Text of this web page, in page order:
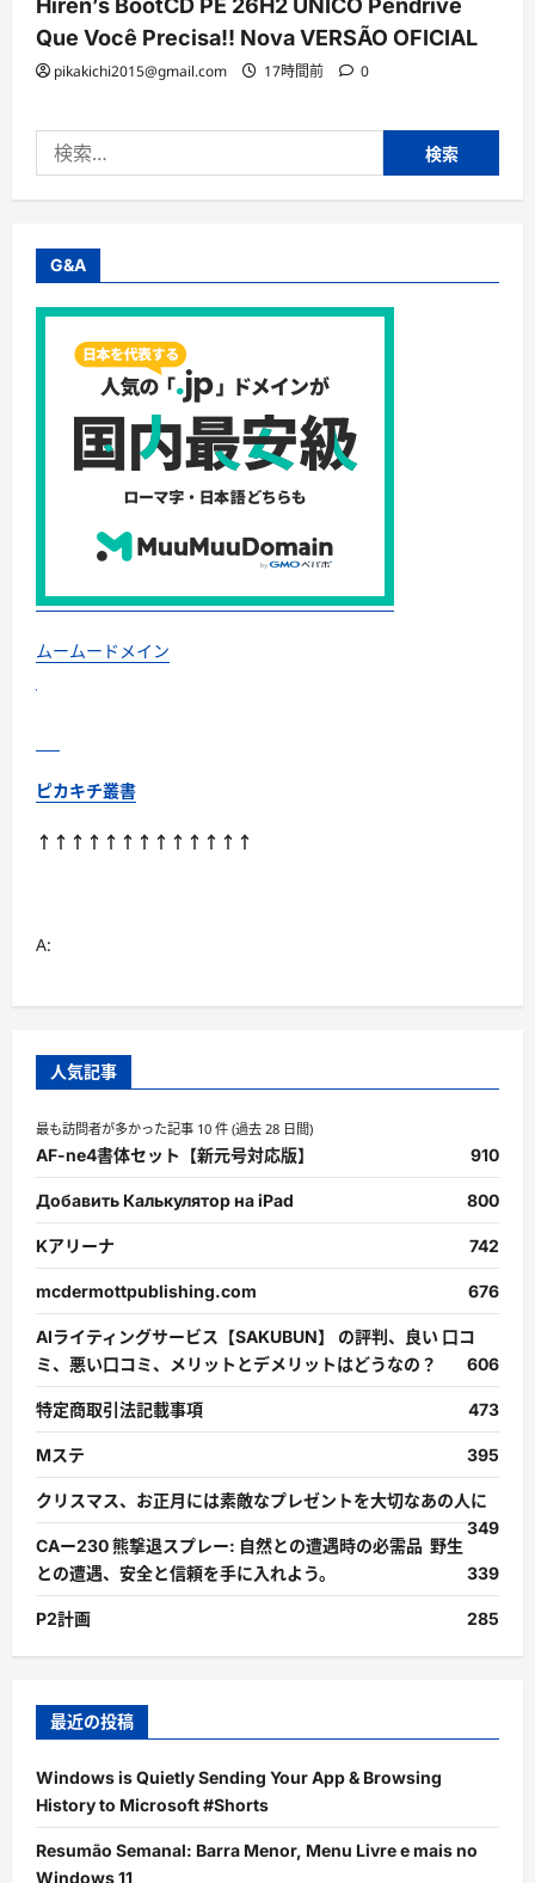
Hiren’s BootCD PE 26H2 ÚNICO Pendrive
Que Você Precisa!! Nova VERSÃO OFICIAL
pikakichi2015@gmail.com 17時間前 0
索:
G&A
ムームードメイン
ピカキチ叢書
↑↑↑↑↑↑↑↑↑↑↑↑↑
A:
人気記事
最も訪問者が多かった記事 10 件 (過去 28 日間)
AF-ne4書体セット【新元号対応版】 910
Добавить Калькулятор на iPad 800
Kアリーナ 742
mcdermottpublishing.com 676
AIライティングサービス【SAKUBUN】 の評判、良い 口コ
ミ、悪い口コミ、メリットとデメリットはどうなの？
606
特定商取引法記載事項 473
Mステ 395
クリスマス、お正月には素敵なプレゼントを大切なあの人に
349
CAー230 熊撃退スプレー: 自然との遭遇時の必需品 野生
との遭遇、安全と信頼を手に入れよう。
339
P2計画 285
最近の投稿
Windows is Quietly Sending Your App & Browsing
History to Microsoft #Shorts
Resumão Semanal: Barra Menor, Menu Livre e mais no
Windows 11